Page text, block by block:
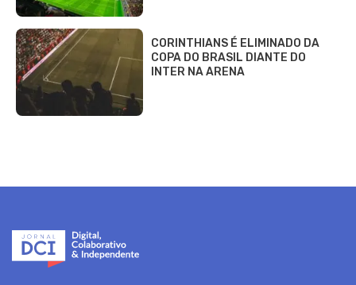
CORINTHIANS É ELIMINADO DA
COPA DO BRASIL DIANTE DO
INTER NA ARENA